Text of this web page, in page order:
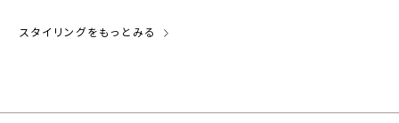
スタイリングをもっとみる